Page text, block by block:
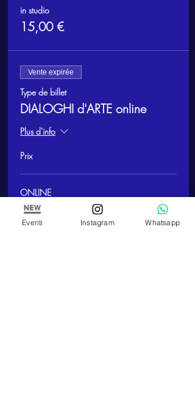
in studio
15,00 €
Vente expirée
Type de billet
DIALOGHI d'ARTE online
Plus d'info
Prix
ONLINE
10,00 €
Eventi Instagram Whatsapp